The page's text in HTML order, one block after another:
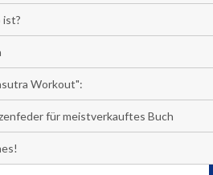
Workout":
für meistverkauftes Buch